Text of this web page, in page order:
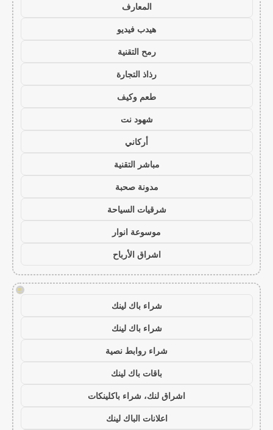
المعارف
هيدب فيديو
رمح التقنية
رذاذ التجارة
طعم وكيف
شهود نت
أركاني
مباشر التقنية
مدونة صحبة
شرقيات السياحة
موسوعة انوار
اشراق الأرباح
!
شراء باك لينك
شراء باك لينك
شراء روابط نصية
باقات باك لينك
اشراق لنك، شراء باكلينكات
اعلانات الباك لينك